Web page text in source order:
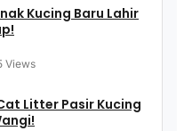
Kucing Baru Lahir
Views
Litter Pasir Kucing